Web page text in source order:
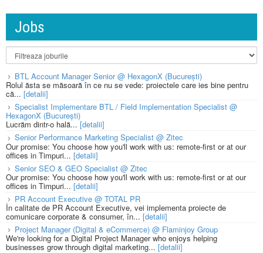
Jobs
BTL Account Manager Senior @ HexagonX (București)
Rolul ăsta se măsoară în ce nu se vede: proiectele care ies bine pentru
că... [detalii]
Specialist Implementare BTL / Field Implementation Specialist @
HexagonX (București)
Lucrăm dintr-o hală... [detalii]
Senior Performance Marketing Specialist @ Zitec
Our promise: You choose how you'll work with us: remote-first or at our
offices in Timpuri... [detalii]
Senior SEO & GEO Specialist @ Zitec
Our promise: You choose how you'll work with us: remote-first or at our
offices in Timpuri... [detalii]
PR Account Executive @ TOTAL PR
În calitate de PR Account Executive, vei implementa proiecte de
comunicare corporate & consumer, în... [detalii]
Project Manager (Digital & eCommerce) @ Flaminjoy Group
We're looking for a Digital Project Manager who enjoys helping
businesses grow through digital marketing... [detalii]